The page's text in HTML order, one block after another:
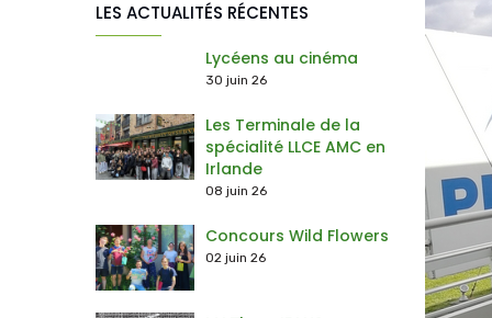
LES ACTUALITÉS RÉCENTES
Lycéens au cinéma
30 juin 26
Les Terminale de la
spécialité LLCE AMC en
Irlande
08 juin 26
Concours Wild Flowers
02 juin 26